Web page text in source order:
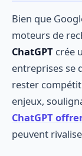
Bien que
moteurs de
ChatGPT crée
entreprises se
rester
enjeux,
ChatGPT
peuvent